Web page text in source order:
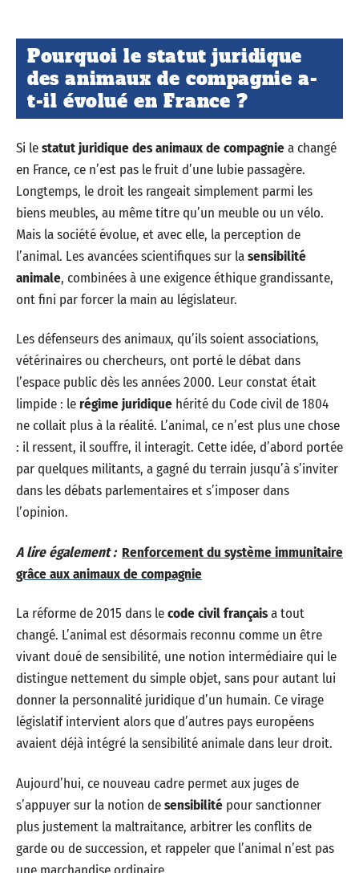
Pourquoi le statut juridique
des animaux de compagnie a-
t-il évolué en France ?
Si lestatut juridique des animaux de compagniea changé
en France, ce n’est pas le fruit d’une lubie passagère.
Longtemps, le droit les rangeait simplement parmi les
biens meubles, au même titre qu’un meuble ou un vélo.
Mais la société évolue, et avec elle, la perception de
l’animal. Les avancées scientifiques sur lasensibilité
animale, combinées à une exigence éthique grandissante,
ont fini par forcer la main au législateur.
Les défenseurs des animaux, qu’ils soient associations,
vétérinaires ou chercheurs, ont porté le débat dans
l’espace public dès les années 2000. Leur constat était
limpide : lerégime juridique hérité du Code civil de 1804
ne collait plus à la réalité. L’animal, ce n’est plus une chose
: il ressent, il souffre, il interagit. Cette idée, d’abord portée
par quelques militants, a gagné du terrain jusqu’à s’inviter
dans les débats parlementaires et s’imposer dans
l’opinion.
A lire également : Renforcement du système immunitaire
grâce aux animaux de compagnie
La réforme de 2015 dans lecode civil françaisa tout
changé. L’animal est désormais reconnu comme un être
vivant doué de sensibilité, une notion intermédiaire qui le
distingue nettement du simple objet, sans pour autant lui
donner la personnalité juridique d’un humain. Ce virage
législatif intervient alors que d’autres pays européens
avaient déjà intégré la sensibilité animale dans leur droit.
Aujourd’hui, ce nouveau cadre permet aux juges de
s’appuyer sur la notion desensibilité pour sanctionner
plus justement la maltraitance, arbitrer les conflits de
garde ou de succession, et rappeler que l’animal n’est pas